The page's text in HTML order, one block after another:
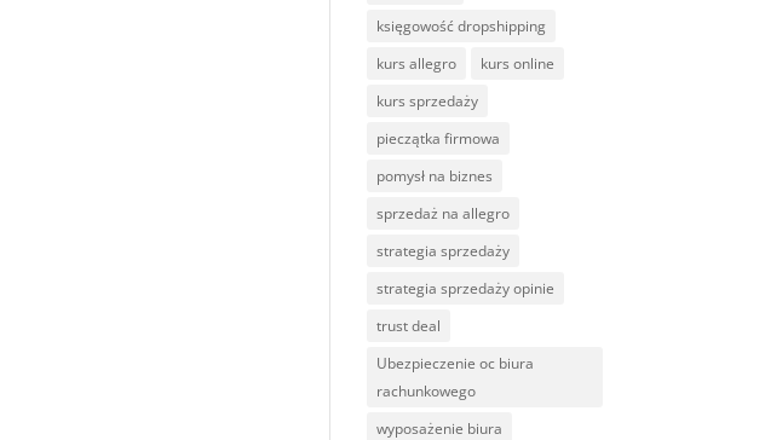
księgowość dropshipping
kurs allegro
kurs online
kurs sprzedaży
pieczątka firmowa
pomysł na biznes
sprzedaż na allegro
strategia sprzedaży
strategia sprzedaży opinie
trust deal
Ubezpieczenie oc biura
rachunkowego
wyposażenie biura